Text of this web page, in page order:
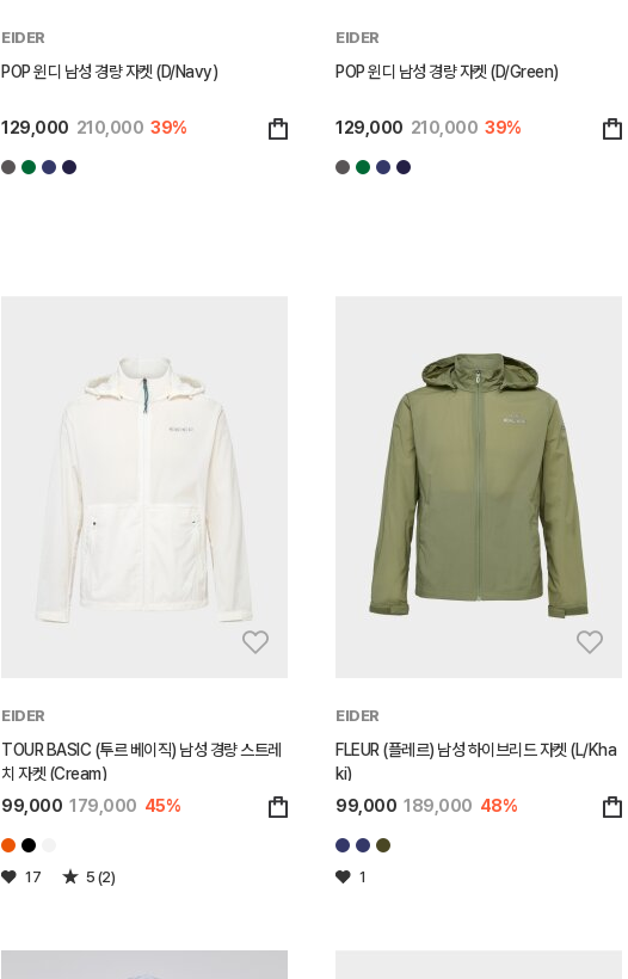
EIDER
POP 윈디 남성 경량 자켓 (D/Navy)
129,000 210,000 39%
EIDER
POP 윈디 남성 경량 자켓 (D/Green)
129,000 210,000 39%
EIDER
TOUR BASIC (투르 베이직) 남성 경량 스트레
치 자켓 (Cream)
99,000 179,000 45%
17 5 (2)
EIDER
FLEUR (플레르) 남성 하이브리드 자켓 (L/Kha
ki)
99,000 189,000 48%
1